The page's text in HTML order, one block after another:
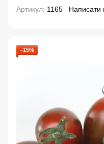
Артикул: 1165 Написати
−15%